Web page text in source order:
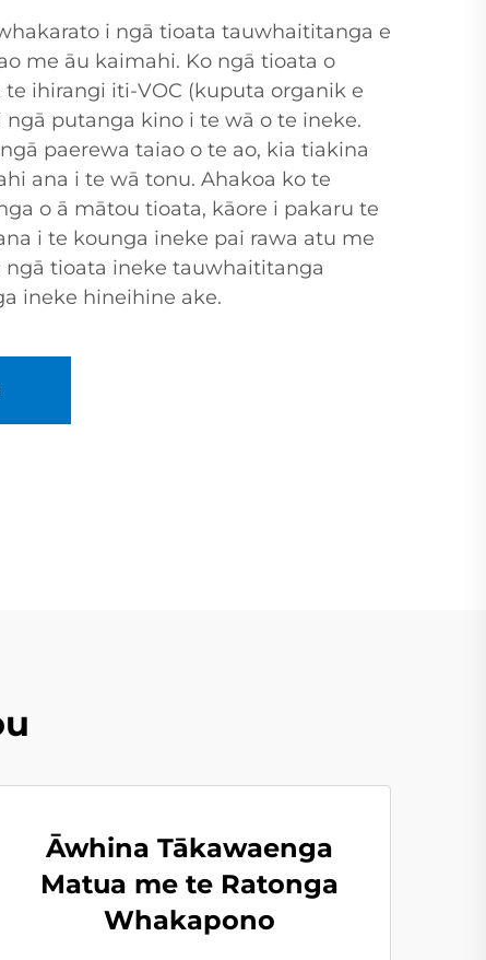
i ngā tioata tauwhaititanga e
me āu kaimahi. Ko ngā tioata o
ihirangi iti-VOC (kuputa organik e
ngā putanga kino i te wā o te ineke.
paerewa taiao o te ao, kia tiakina
ana i te wā tonu. Ahakoa ko te
o ā mātou tioata, kāore i pakaru te
i te kounga ineke pai rawa atu me
ngā tioata ineke tauwhaititanga
ineke hineihine ake.
Āwhina Tākawaenga
Matua me te Ratonga
Whakapono